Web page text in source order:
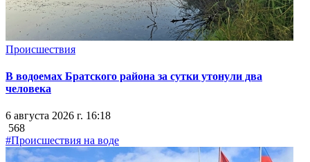
Происшествия
В водоемах Братского района за сутки утонули два
человека
6 августа 2026 г. 16:18
568
#Происшествия на воде